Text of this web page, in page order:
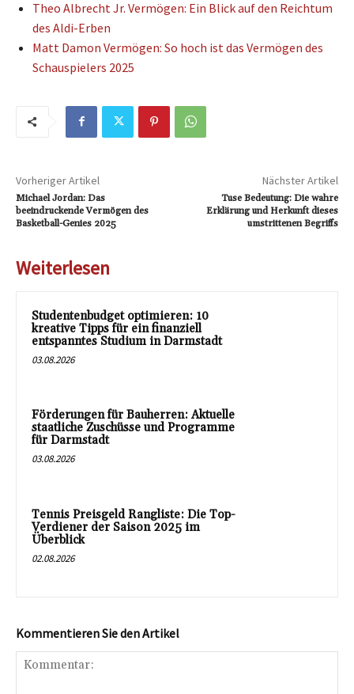
Theo Albrecht Jr. Vermögen: Ein Blick auf den Reichtum
des Aldi-Erben
Matt Damon Vermögen: So hoch ist das Vermögen des
Schauspielers 2025
Vorheriger Artikel
Michael Jordan: Das
beeindruckende Vermögen des
Basketball-Genies 2025
Nächster Artikel
Tuse Bedeutung: Die wahre
Erklärung und Herkunft dieses
umstrittenen Begriffs
Weiterlesen
Studentenbudget optimieren: 10
kreative Tipps für ein finanziell
entspanntes Studium in Darmstadt
03.08.2026
Förderungen für Bauherren: Aktuelle
staatliche Zuschüsse und Programme
für Darmstadt
03.08.2026
Tennis Preisgeld Rangliste: Die Top-
Verdiener der Saison 2025 im
Überblick
02.08.2026
Kommentieren Sie den Artikel